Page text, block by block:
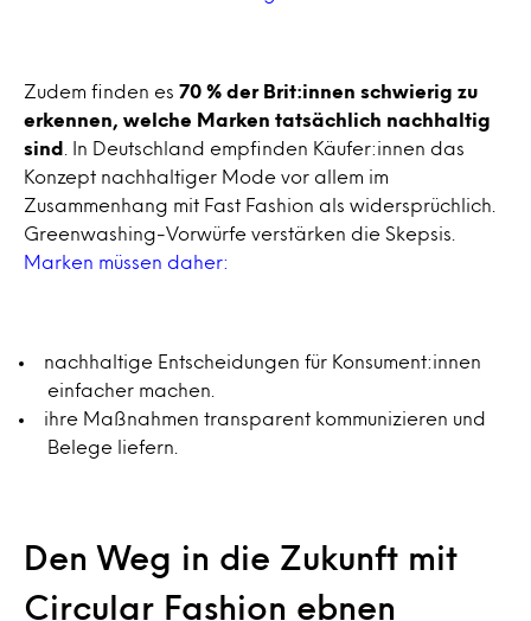
Zudem finden es 70 % der Brit:innen schwierig zu
erkennen, welche Marken tatsächlich nachhaltig
sind
. In Deutschland empfinden Käufer:innen das
Konzept nachhaltiger Mode vor allem im
Zusammenhang mit Fast Fashion als widersprüchlich.
Greenwashing-Vorwürfe verstärken die Skepsis.
Marken müssen daher:
nachhaltige Entscheidungen für Konsument:innen
einfacher machen.
ihre Maßnahmen transparent kommunizieren und
Belege liefern.
Den Weg in die Zukunft mit
Circular Fashion ebnen